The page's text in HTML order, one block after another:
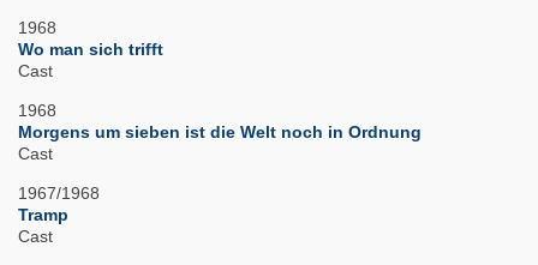
1968
Wo man sich trifft
Cast
1968
Morgens um sieben ist die Welt noch in Ordnung
Cast
1967/1968
Tramp
Cast